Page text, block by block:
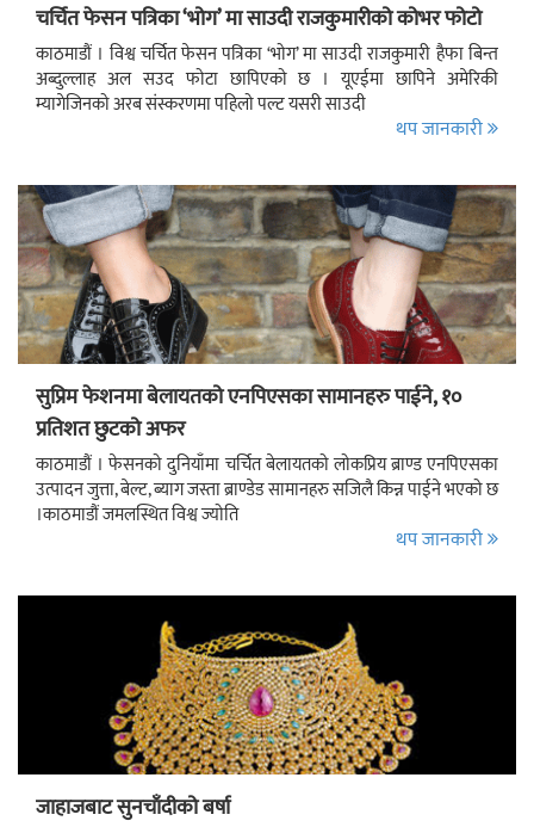
चर्चित फेसन पत्रिका ‘भोग’ मा साउदी राजकुमारीको कोभर फोटो
काठमाडौं । विश्व चर्चित फेसन पत्रिका ‘भोग’ मा साउदी राजकुमारी हैफा बिन्त
अब्दुल्लाह अल सउद फोटा छापिएको छ । यूएईमा छापिने अमेरिकी
म्यागेजिनको अरब संस्करणमा पहिलो पल्ट यसरी साउदी
थप जानकारी
सुप्रिम फेशनमा बेलायतको एनपिएसका सामानहरु पाईने, १०
प्रतिशत छुटको अफर
काठमाडौं । फेसनको दुनियाँमा चर्चित बेलायतको लोकप्रिय ब्राण्ड एनपिएसका
उत्पादन जुत्ता, बेल्ट, ब्याग जस्ता ब्राण्डेड सामानहरु सजिलै किन्न पाईने भएको छ
।काठमाडौं जमलस्थित विश्व ज्योति
थप जानकारी
जाहाजबाट सुनचाँदीको बर्षा